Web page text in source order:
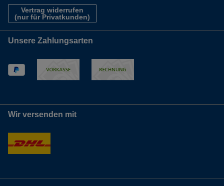
Vertrag widerrufen
(nur für Privatkunden)
Unsere Zahlungsarten
Wir versenden mit